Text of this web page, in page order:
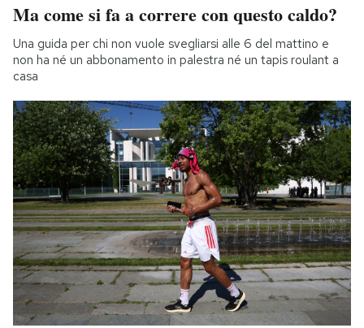
Ma come si fa a correre con questo caldo?
Una guida per chi non vuole svegliarsi alle 6 del mattino e
non ha né un abbonamento in palestra né un tapis roulant a
casa